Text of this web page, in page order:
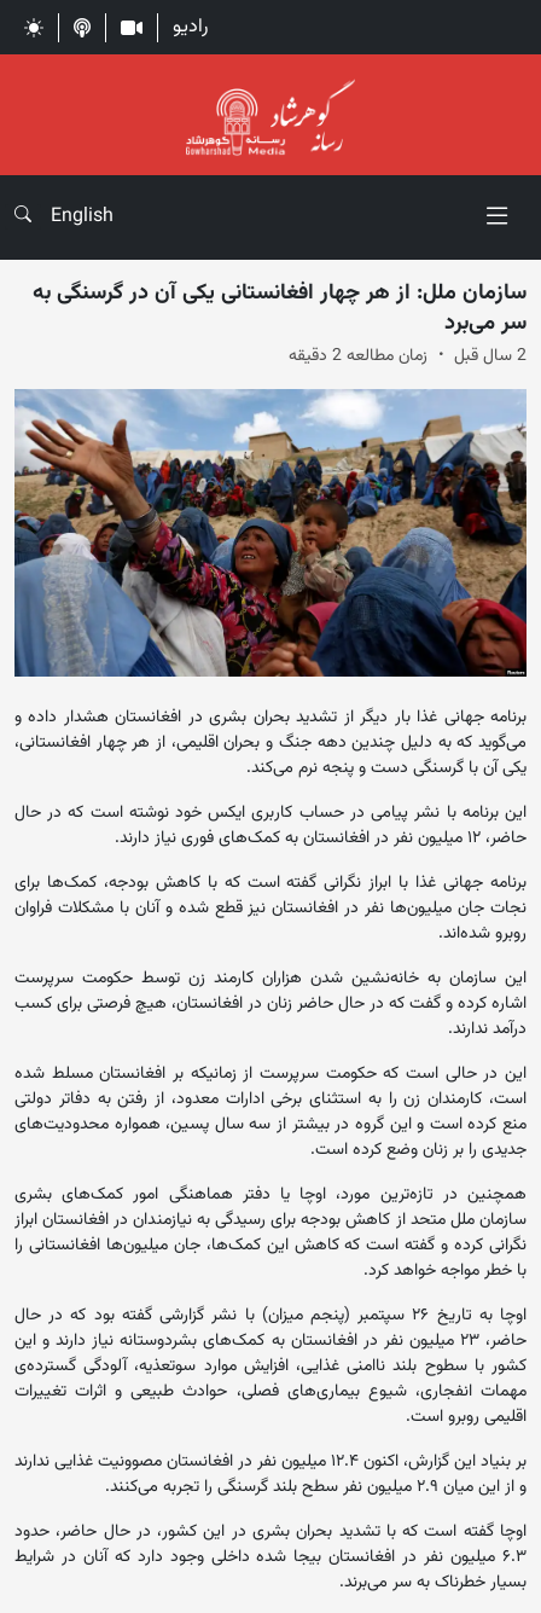
رادیو
English
سازمان ملل: از هر چهار افغانستانی یکی آن در گرسنگی به
سر می‌برد
2 سال قبل زمان مطالعه 2 دقیقه
برنامه جهانی غذا بار دیگر از تشدید بحران بشری در افغانستان هشدار داده و
می‌گوید که به دلیل چندین دهه جنگ و بحران اقلیمی، از هر چهار افغانستانی،
یکی آن با گرسنگی دست و پنجه نرم می‌کند.
این برنامه با نشر پیامی در حساب کاربری ایکس خود نوشته است که در حال
حاضر، ۱۲ میلیون نفر در افغانستان به کمک‌های فوری نیاز دارند.
برنامه جهانی غذا با ابراز نگرانی گفته است که با کاهش بودجه، کمک‌ها برای
نجات جان میلیون‌ها نفر در افغانستان نیز قطع شده و آنان با مشکلات فراوان
روبرو شده‌اند.
این سازمان به خانه‌نشین شدن هزاران کارمند زن توسط حکومت سرپرست
اشاره کرده و گفت که در حال حاضر زنان در افغانستان، هیچ فرصتی برای کسب
درآمد ندارند.
این در حالی است که حکومت سرپرست از زمانیکه بر افغانستان مسلط شده
است، کارمندان زن را به استثنای برخی ادارات معدود، از رفتن به دفاتر دولتی
منع کرده است و این گروه در بیشتر از سه سال پسین، همواره محدودیت‌های
جدیدی را بر زنان وضع کرده است.
همچنین در تازه‌ترین مورد، اوچا یا دفتر هماهنگی امور کمک‌های بشری
سازمان ملل متحد از کاهش بودجه برای رسیدگی به نیازمندان در افغانستان ابراز
نگرانی کرده و گفته است که کاهش این کمک‌ها، جان میلیون‌ها افغانستانی را
با خطر مواجه خواهد کرد.
اوچا به تاریخ ۲۶ سپتمبر (پنجم میزان) با نشر گزارشی گفته بود که در حال
حاضر، ۲۳ میلیون نفر در افغانستان به کمک‌های بشردوستانه نیاز دارند و این
کشور با سطوح بلند ناامنی غذایی، افزایش موارد سوتعذیه، آلودگی گسترده‌ی
مهمات انفجاری، شیوع بیماری‌های فصلی، حوادث طبیعی و اثرات تغییرات
اقلیمی روبرو است.
بر بنیاد این گزارش، اکنون ۱۲.۴ میلیون نفر در افغانستان مصوونیت غذایی ندارند
و از این میان ۲.۹ میلیون نفر سطح بلند گرسنگی را تجربه می‌کنند.
اوچا گفته است که با تشدید بحران بشری در این کشور، در حال حاضر، حدود
۶.۳ میلیون نفر در افغانستان بیجا شده داخلی وجود دارد که آنان در شرایط
بسیار خطرناک به سر می‌برند.